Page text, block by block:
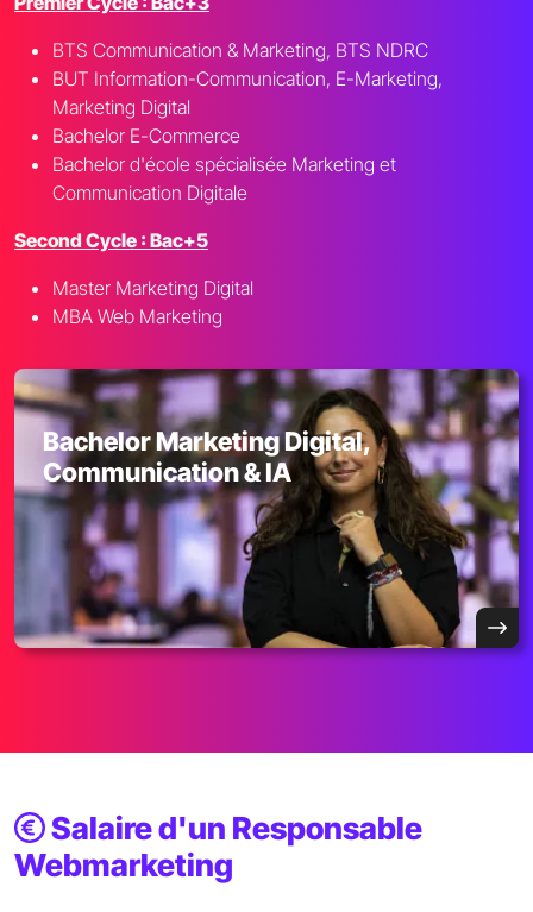
BTS Communication & Marketing, BTS NDRC
BUT Information-Communication, E-Marketing,
Marketing Digital
Bachelor E-Commerce
Bachelor d'école spécialisée Marketing et
Communication Digitale
Second Cycle : Bac+5
Master Marketing Digital
MBA Web Marketing
Bachelor Marketing Digital,
Communication & IA
Salaire d'un Responsable
Webmarketing